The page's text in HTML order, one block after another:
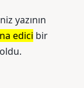
yazının
edici bir